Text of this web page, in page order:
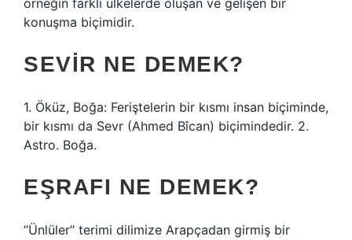
örneğin farklı ülkelerde oluşan ve gelişen bir
konuşma biçimidir.
SEVIR NE DEMEK?
1. Öküz, Boğa: Feriştelerin bir kısmı insan biçiminde,
bir kısmı da Sevr (Ahmed Bîcan) biçimindedir. 2.
Astro. Boğa.
EŞRAFI NE DEMEK?
“Ünlüler” terimi dilimize Arapçadan girmiş bir